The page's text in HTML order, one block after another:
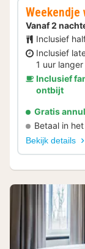
Weekendje
Vanaf 2
Inclusief
Inclusief
1 uur langer
Inclusief
ontbijt
Gratis
Betaal in
Bekijk details